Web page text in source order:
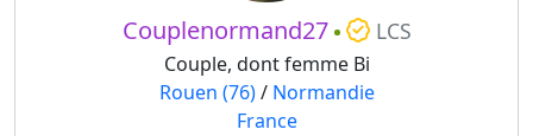
Couplenormand27 LCS
Couple, dont femme Bi
Rouen (76)/ Normandie
France